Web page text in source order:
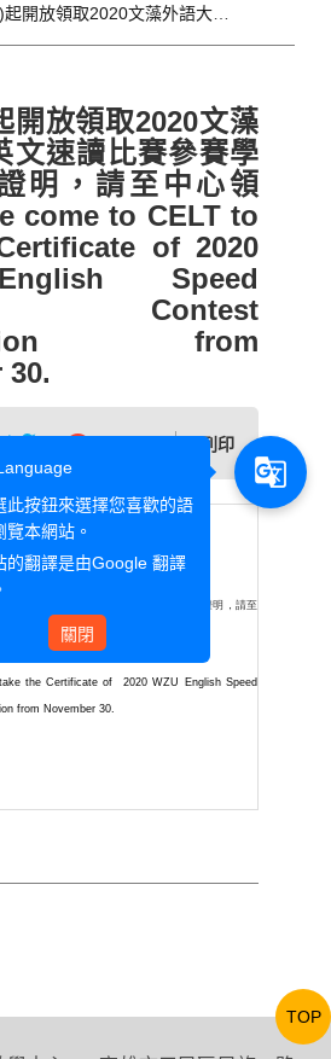
開放領取2020文藻
文速讀比賽參賽學
明，請至中心領
come to CELT to
of 2020
Speed
Contest
from
30.
列印
外語大學英文速讀比賽參賽學生之參賽證明，請至
the Certificate of 2020 WZU English Speed
from November 30.
TOP
此按鈕來選擇您喜歡的語
覽本網站。
的翻譯是由Google 翻譯
關閉
g_translate